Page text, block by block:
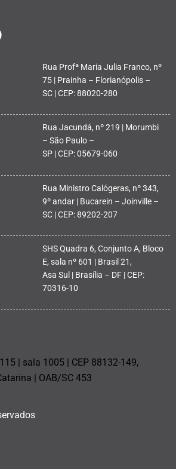
Rua Profª Maria Julia Franco, nº
75 | Prainha – Florianópolis –
SC | CEP: 88020-280
Rua Jacundá, nº 219 | Morumbi
– São Paulo –
SP | CEP: 05679-060
Rua Ministro Calógeras, nº 343,
9º andar | Bucarein – Joinville –
SC | CEP: 89202-207
SHS Quadra 6, Conjunto A, Bloco
E, sala nº 601 | Brasil 21,
Asa Sul | Brasília – DF | CEP:
70316-10
| sala 1005 | CEP 88132-149,
| OAB/SC 453